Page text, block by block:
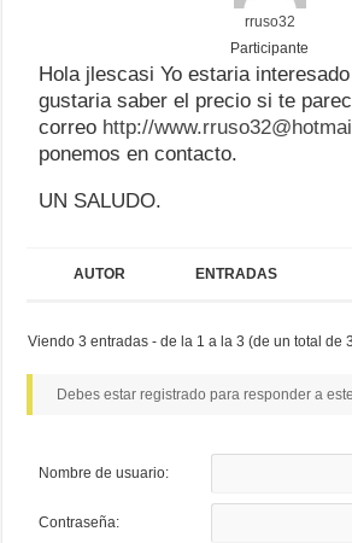
rruso32
Participante
Hola jlescasi Yo estaria
gustaria saber el precio si te
correo http://
ponemos en contacto.
UN SALUDO.
AUTOR ENTRADAS
Viendo 3 entradas - de la 1 a la 3 (de un total de
Debes estar registrado para responder a
Nombre de usuario:
Contraseña: